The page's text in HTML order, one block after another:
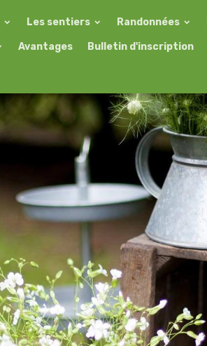
Les sentiers Randonnées
Avantages Bulletin d'inscription